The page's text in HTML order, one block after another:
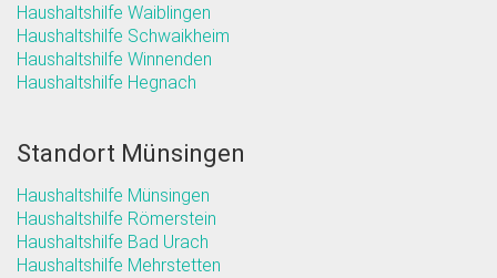
Haushaltshilfe Waiblingen
Haushaltshilfe Schwaikheim
Haushaltshilfe Winnenden
Haushaltshilfe Hegnach
Standort Münsingen
Haushaltshilfe Münsingen
Haushaltshilfe Römerstein
Haushaltshilfe Bad Urach
Haushaltshilfe Mehrstetten